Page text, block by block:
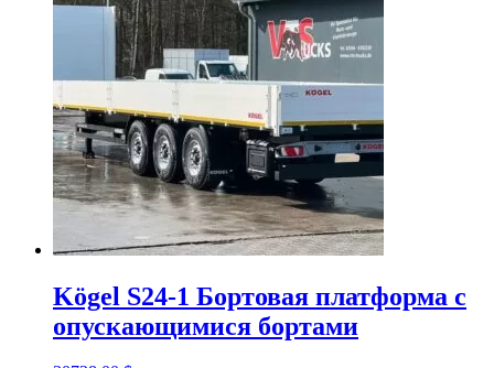
Kögel S24-1 Бортовая платформа с
опускающимися бортами